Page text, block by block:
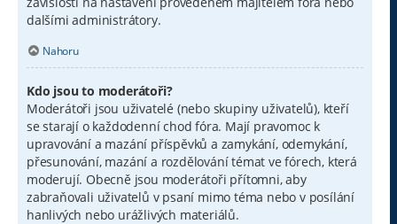
dalšími administrátory.
Nahoru
Kdo jsou to moderátoři?
Moderátoři jsou uživatelé (nebo skupiny uživatelů), kteří
se starají o každodenní chod fóra. Mají pravomoc k
upravování a mazání příspěvků a zamykání, odemykání,
přesunování, mazání a rozdělování témat ve fórech, která
moderují. Obecně jsou moderátoři přítomni, aby
zabraňovali uživatelů v psaní mimo téma nebo v posílání
hanlivých nebo urážlivých materiálů.